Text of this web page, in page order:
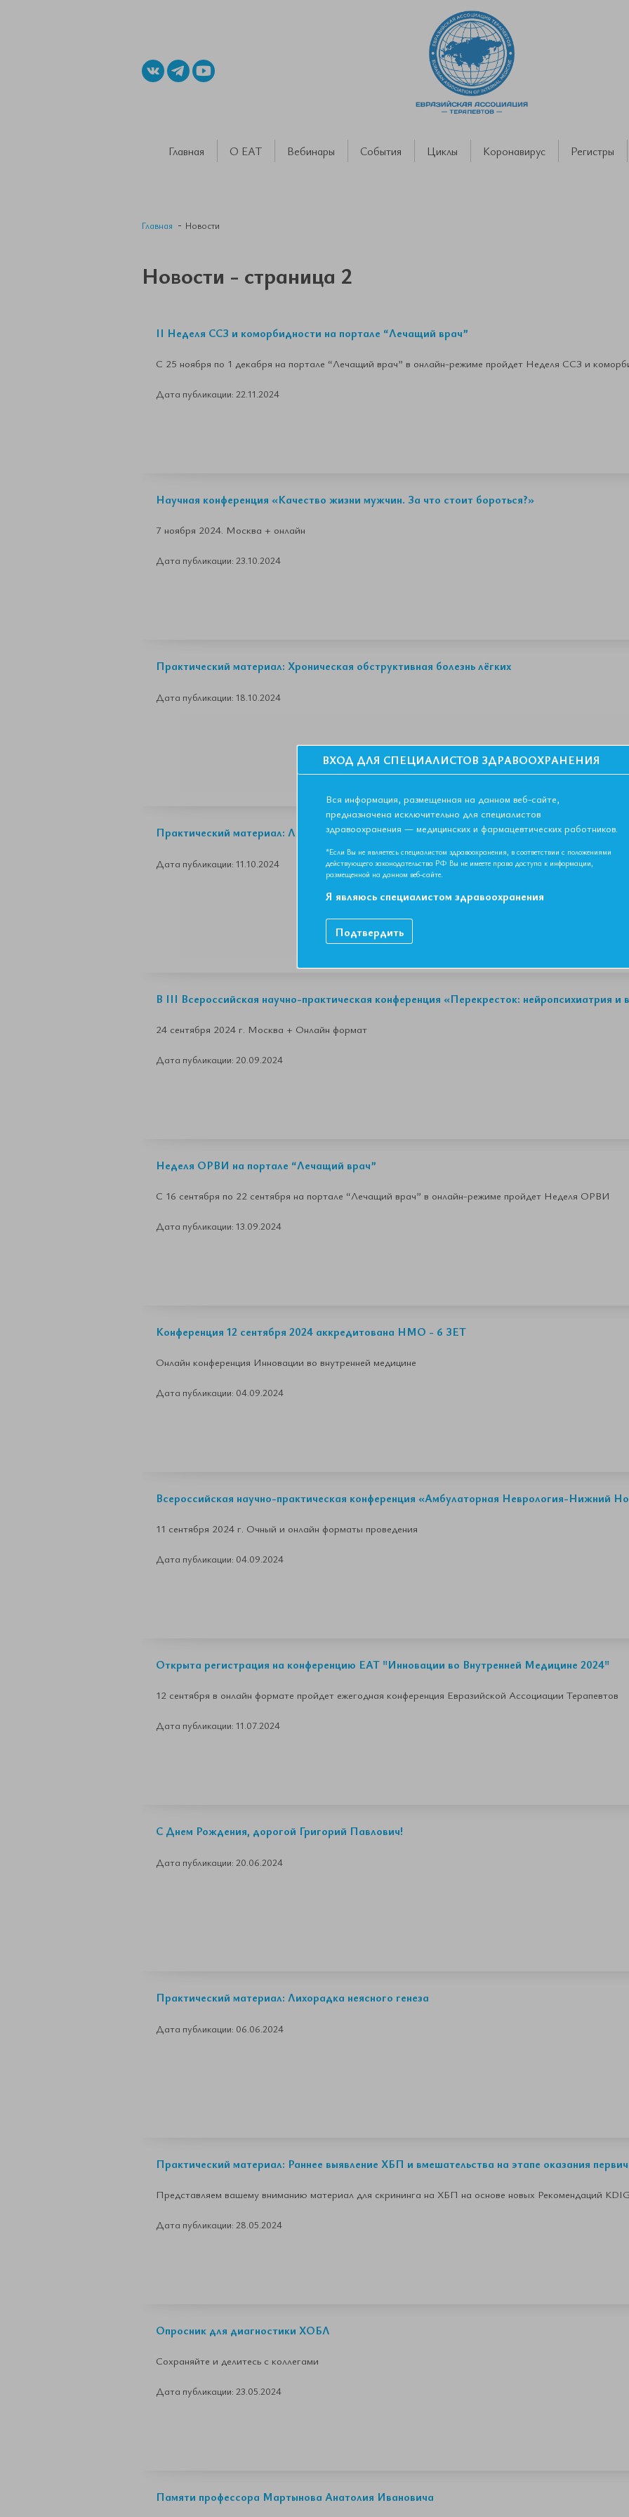
Главная О ЕАТ Вебинары События Циклы Коронавирус Регистры
Главная Новости
Новости - страница 2
II Неделя ССЗ и коморбидности на портале “Лечащий врач”
С 25 ноября по 1 декабря на портале “Лечащий врач” в онлайн-режиме пройдет Неделя ССЗ и
Дата публикации: 22.11.2024
Научная конференция «Качество жизни мужчин. За что стоит бороться?»
7 ноября 2024. Москва + онлайн
Дата публикации: 23.10.2024
Практический материал: Хроническая обструктивная болезнь лёгких
Дата публикации: 18.10.2024
Практический материал: Лекарственная нефротоксичность
Дата публикации: 11.10.2024
В III Всероссийская научно-практическая конференция «Перекресток: нейропсихиатрия и
24 сентября 2024 г. Москва + Онлайн формат
Дата публикации: 20.09.2024
Неделя ОРВИ на портале “Лечащий врач”
С 16 сентября по 22 сентября на портале “Лечащий врач” в онлайн-режиме пройдет Неделя ОРВИ
Дата публикации: 13.09.2024
Конференция 12 сентября 2024 аккредитована НМО - 6 ЗЕТ
Онлайн конференция Инновации во внутренней медицине
Дата публикации: 04.09.2024
Всероссийская научно-практическая конференция «Амбулаторная Неврология-Нижний
11 сентября 2024 г. Очный и онлайн форматы проведения
Дата публикации: 04.09.2024
Открыта регистрация на конференцию ЕАТ "Инновации во Внутренней Медицине 2024"
12 сентября в онлайн формате пройдет ежегодная конференция Евразийской Ассоциации Терапевтов
Дата публикации: 11.07.2024
С Днем Рождения, дорогой Григорий Павлович!
Дата публикации: 20.06.2024
Практический материал: Лихорадка неясного генеза
Дата публикации: 06.06.2024
Практический материал: Раннее выявление ХБП и вмешательства на этапе оказания
Представляем вашему вниманию материал для скрининга на ХБП на основе новых Рекомендаций
Дата публикации: 28.05.2024
Опросник для диагностики ХОБЛ
Сохраняйте и делитесь с коллегами
Дата публикации: 23.05.2024
Памяти профессора Мартынова Анатолия Ивановича
ВХОД ДЛЯ СПЕЦИАЛИСТОВ ЗДРАВООХРАНЕНИЯ
Вся информация, размещенная на данном веб-сайте,
предназначена исключительно для специалистов
здравоохранения — медицинских и фармацевтических работников.
*Если Вы не являетесь специалистом здравоохранения, в соответствии с положениями
действующего законодательства РФ Вы не имеете права доступа к информации,
размещенной на данном веб-сайте.
Я являюсь специалистом здравоохранения
Подтвердить